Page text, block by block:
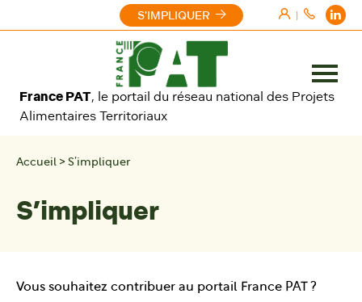
|
France PAT, le portail du réseau national des Projets
Alimentaires Territoriaux
S'IMPLIQUER
Ouvrir
le
Accueil > S’impliquer
S’impliquer
Vous souhaitez contribuer au portail France PAT ?